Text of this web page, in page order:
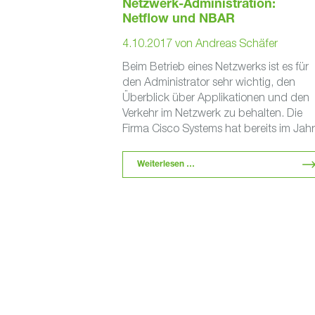
Netzwerk-Administration:
Netflow und NBAR
4.10.2017 von Andreas Schäfer
Beim Betrieb eines Netzwerks ist es für
den Administrator sehr wichtig, den
Überblick über Applikationen und den
Verkehr im Netzwerk zu behalten. Die
Firma Cisco Systems hat bereits im
Weiterlesen …